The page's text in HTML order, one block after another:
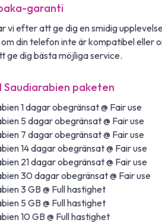
garanti
vi efter att ge dig en smidig
om din telefon inte är kompatibel
ge dig bästa möjliga service.
Saudiarabien paketen
1 dagar obegränsat @ Fair use
5 dagar obegränsat @ Fair use
7 dagar obegränsat @ Fair use
14 dagar obegränsat @ Fair use
21 dagar obegränsat @ Fair use
30 dagar obegränsat @ Fair use
3 GB @ Full hastighet
5 GB @ Full hastighet
10 GB @ Full hastighet